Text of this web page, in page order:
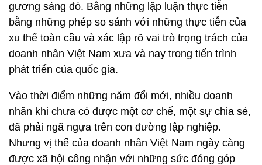
gương sáng đó. Bằng những lập luận thực tiễn
bằng những phép so sánh với những thực tiễn của
xu thế toàn cầu và xác lập rõ vai trò trọng trách của
doanh nhân Việt Nam xưa và nay trong tiến trình
phát triển của quốc gia.
Vào thời điểm những năm đổi mới, nhiều doanh
nhân khi chưa có được một cơ chế, một sự chia sẻ,
đã phải ngã ngựa trên con đường lập nghiệp.
Nhưng vị thế của doanh nhân Việt Nam ngày càng
được xã hội công nhận với những sức đóng góp